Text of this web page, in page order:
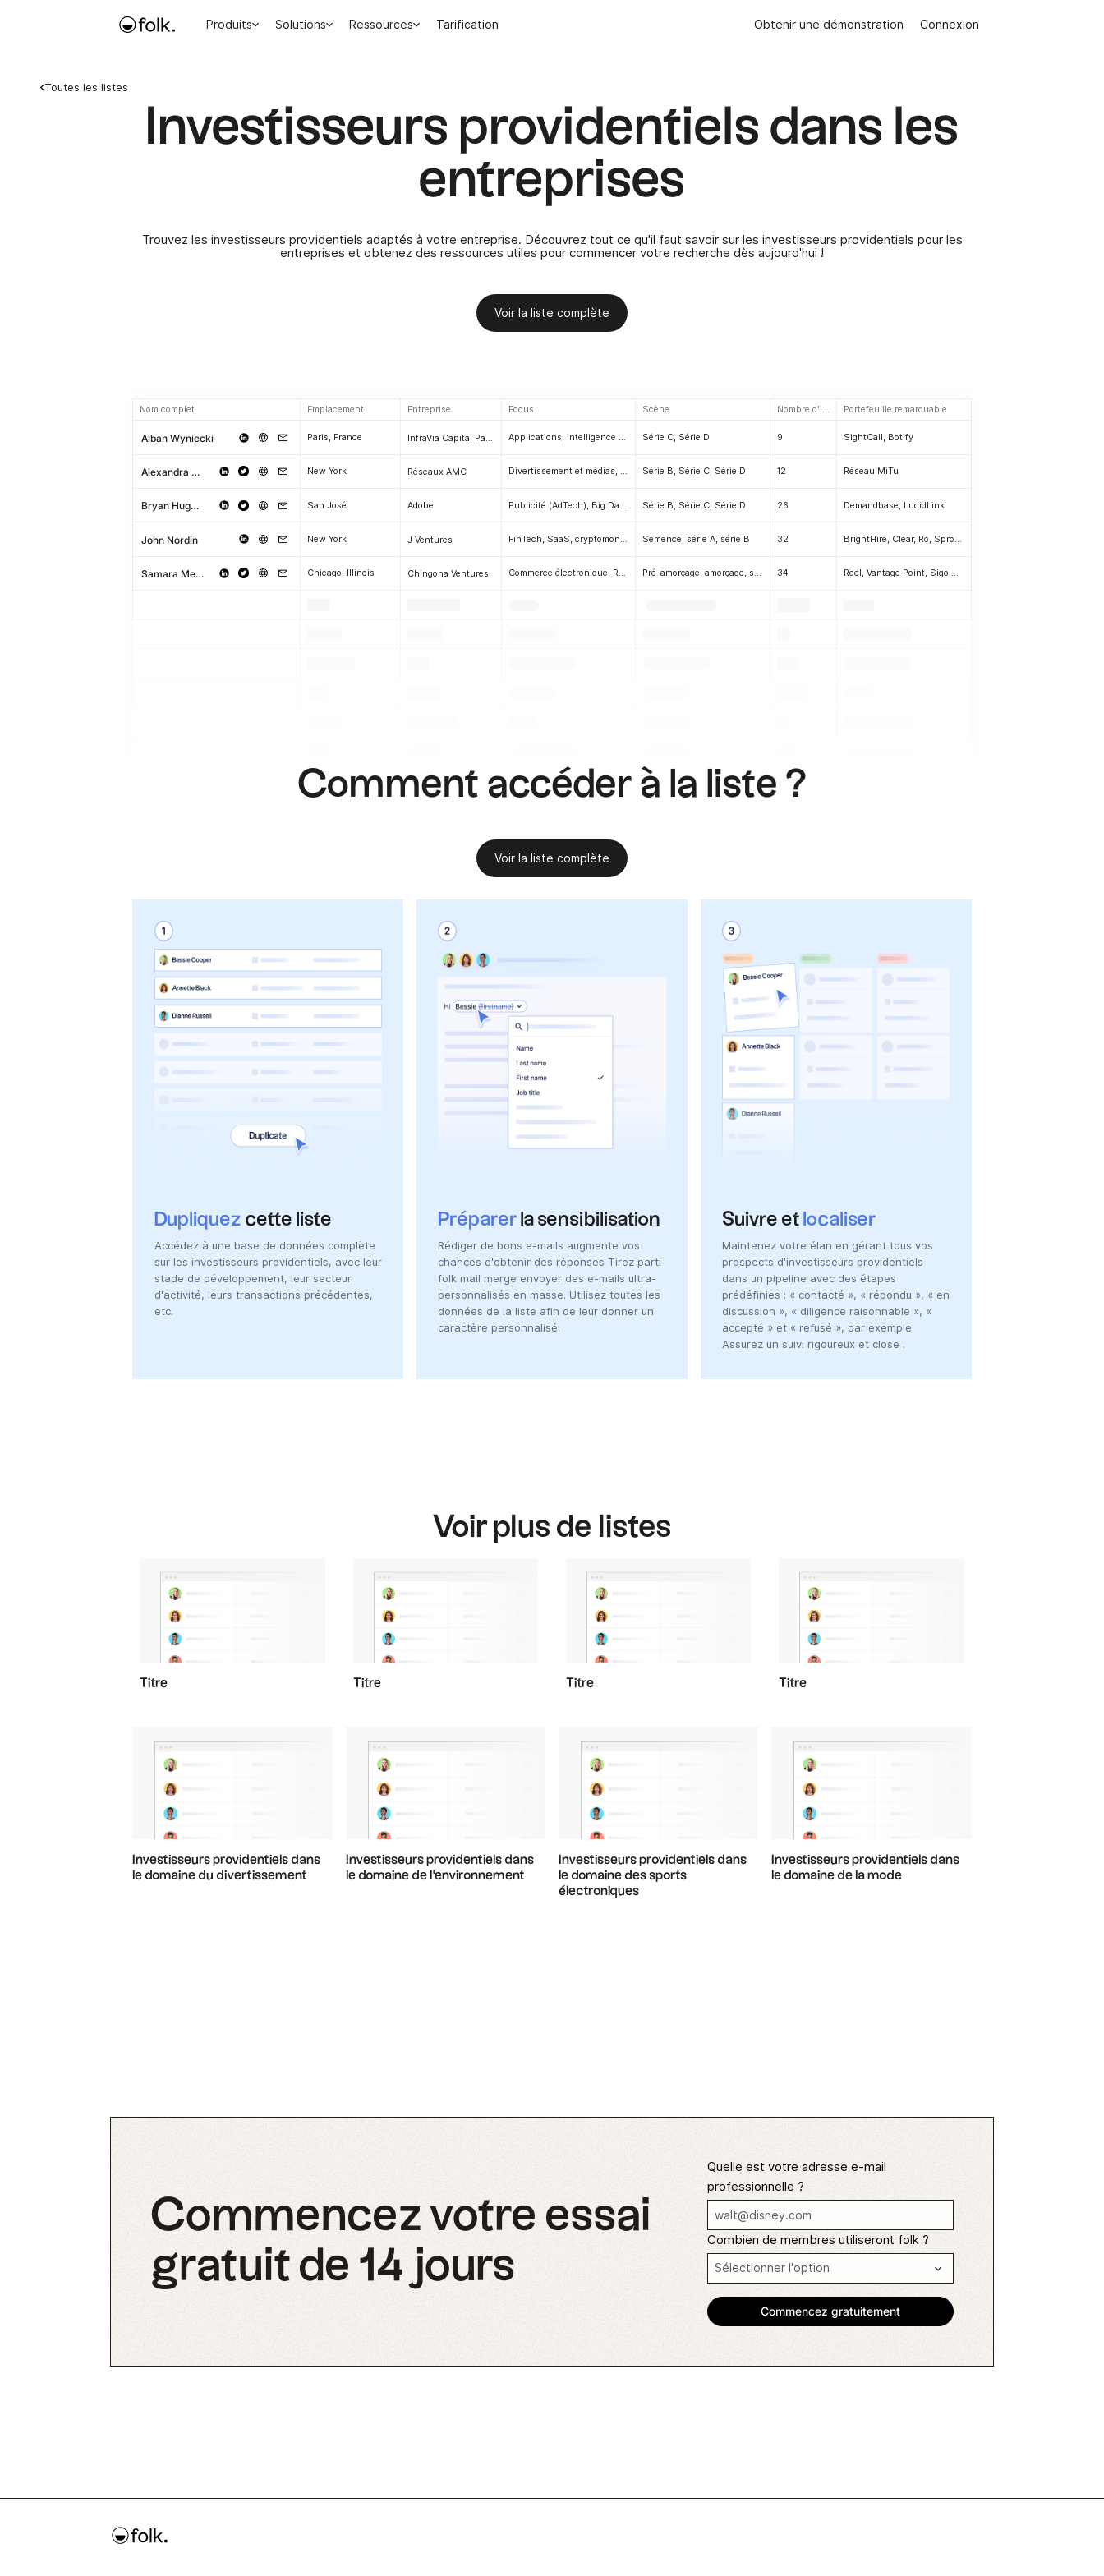
Produits Solutions Ressources Tarification Obtenir une démonstration Connexion
Toutes les listes
Investisseurs providentiels dans les
entreprises
Trouvez les investisseurs providentiels adaptés à votre entreprise. Découvrez tout ce qu'il faut savoir sur les investisseurs providentiels pour les
entreprises et obtenez des ressources utiles pour commencer votre recherche dès aujourd'hui !
Voir la liste complète
Nom complet Emplacement Entreprise Focus Scène Nombre d'investissements Portefeuille remarquable
Alban Wyniecki Paris, France InfraVia Capital Partners Applications, intelligence artificielle et apprentissage automatique (IA/ML), réalité augmentée et réalité virtuelle (RA/RV), CloudTech, outils de développement, entreprise, mobile, SaaS, économie des créateurs, logiciels de réunion, marketing (MarTech), logiciels Série C, Série D 9 SightCall, Botify
Alexandra Monaco New York Réseaux AMC Divertissement et médias, marketing (MarTech), consommation Série B, Série C, Série D 12 Réseau MiTu
Bryan Hughes San José Adobe Publicité (AdTech), Big Data et analyse de données, marketing (MarTech), SaaS, CloudTech, collaboration, outils de productivité Série B, Série C, Série D 26 Demandbase, LucidLink
John Nordin New York J Ventures FinTech, SaaS, cryptomonnaie/blockchain, publicité (AdTech), mégadonnées et analyse, PropTech, fabrication, intelligence artificielle et apprentissage automatique (IA/ML), applications, réalité augmentée et virtuelle (RA/RV), outils de développement, AgTech (FarmTech), AudioTech, B2C, beauté, B2B, BioTech, Entreprises fondées par des Noirs / Afro-Américains, Cannabis, ClimateTech & CleanTech, Outils de productivité, CloudTech, Sécurité cloud, Technologies de la construction, Infrastructures de communication, Consommation, CPG, Internet grand public, Économie des créateurs, CRM, Matériel, Cybersécurité, Appareils portables et quantification de soi, Service client, D2C, DeepTech, Santé, Divertissement et médias, E-commerce, EdTech, HR Tech, Énergie, Entreprises, E-Sports (jeux vidéo), Événements, FemTech, Alimentation et boissons, RestaurantTech, Avenir du travail, GovTech, Investissement à impact, Technologies de l'information, Infrastructures, InsurTech, Internet, IoT (Internet des objets), Télécommunications (TMT), Mobile, Legal Tech, Sciences de la vie, Marketing (MarTech), Logistique, Marketplace, Logiciels de réunion, Micro-mobilité, Sécurité des réseaux, Neurosciences, Pétrole et gaz, Voyages, PaaS (Plateformes), PetTech, Produits pharmaceutiques, Recrutement, RetailTech, Robotique, Automatisation des ventes, Covoiturage, Économie collaborative, Réseaux sociaux, Sports, Technologies de la chaîne d'approvisionnement, Durabilité, Entreprises fondées par des femmes, Transports, SpaceTech, Logiciels Semence, série A, série B 32 BrightHire, Clear, Ro, Sprout, Singularity Energy, SafeBase, Proton.ai, Zone7
Samara Mejia Hernandez Chicago, Illinois Chingona Ventures Commerce électronique, RetailTech, EdTech, Entreprise, HR Tech, Réalité augmentée et virtuelle (RA/RV), InsurTech, FinTech, Mobile, PropTech, Biens de consommation, FemTech, Logiciels, Parenting, Alimentation et boissons, Marketing (MarTech), Automatisation des ventes, B2B, Cannabis, CRM, Marketplace, Technologie de la chaîne d'approvisionnement Pré-amorçage, amorçage, série A 34 Reel, Vantage Point, Sigo Seguros, Dame Products, Paerpay, Tiny Organics, Blanket, EarlyBird, Leaf Trade
Comment accéder à la liste ?
Voir la liste complète
Dupliquez cette liste
Accédez à une base de données complète
sur les investisseurs providentiels, avec leur
stade de développement, leur secteur
d'activité, leurs transactions précédentes,
etc.
Préparer la sensibilisation
Rédiger de bons e-mails augmente vos
chances d'obtenir des réponses Tirez parti
folk mail merge envoyer des e-mails ultra-
personnalisés en masse. Utilisez toutes les
données de la liste afin de leur donner un
caractère personnalisé.
Suivre et localiser
Maintenez votre élan en gérant tous vos
prospects d'investisseurs providentiels
dans un pipeline avec des étapes
prédéfinies : « contacté », « répondu », « en
discussion », « diligence raisonnable », «
accepté » et « refusé », par exemple.
Assurez un suivi rigoureux et close .
Voir plus de listes
Titre Titre Titre Titre
Investisseurs providentiels dans
le domaine du divertissement
Investisseurs providentiels dans
le domaine de l'environnement
Investisseurs providentiels dans
le domaine des sports
électroniques
Investisseurs providentiels dans
le domaine de la mode
Commencez votre essai
gratuit de 14 jours
Quelle est votre adresse e-mail
professionnelle ?
Combien de membres utiliseront folk ?